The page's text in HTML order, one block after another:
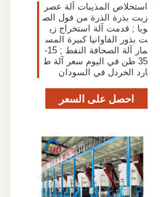
استخلاص المذيبات آلة عصر
زيت بذرة الذرة من فول الص
ويا ; قدمت آلة استخراج زي
ت بذور الفاوانيا كبيرة المس
مار آلة الصحافة النفط ; 15-
35 طن في اليوم سعر آلة ط
ارد الخردل في السودان
احصل على السعر